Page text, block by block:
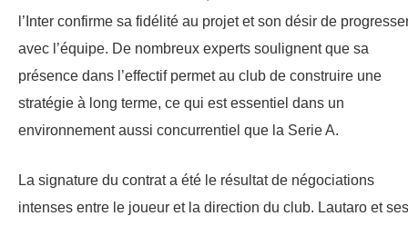
l’Inter confirme sa fidélité au projet et son désir de
avec l’équipe. De nombreux experts soulignent que sa
présence dans l’effectif permet au club de construire une
stratégie à long terme, ce qui est essentiel dans un
environnement aussi concurrentiel que la Serie A.
La signature du contrat a été le résultat de négociations
intenses entre le joueur et la direction du club. Lautaro et ses